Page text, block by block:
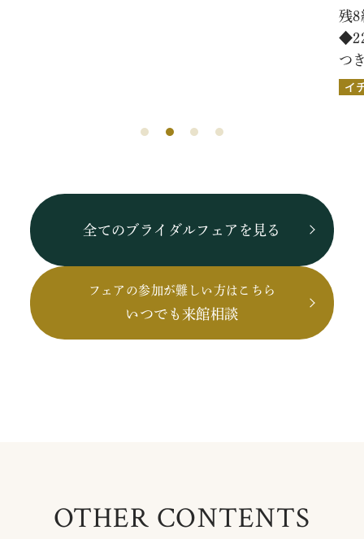
残8
つ
イ
全てのブライダルフェアを見る
フェアの参加が難しい方はこちら
いつでも来館相談
OTHER CONTENTS